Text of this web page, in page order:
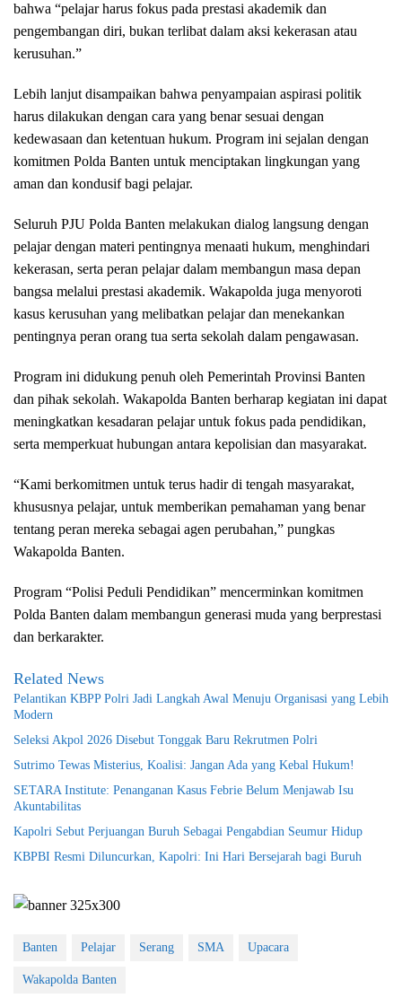
bahwa “pelajar harus fokus pada prestasi akademik dan
pengembangan diri, bukan terlibat dalam aksi kekerasan atau
kerusuhan.”
Lebih lanjut disampaikan bahwa penyampaian aspirasi politik
harus dilakukan dengan cara yang benar sesuai dengan
kedewasaan dan ketentuan hukum. Program ini sejalan dengan
komitmen Polda Banten untuk menciptakan lingkungan yang
aman dan kondusif bagi pelajar.
Seluruh PJU Polda Banten melakukan dialog langsung dengan
pelajar dengan materi pentingnya menaati hukum, menghindari
kekerasan, serta peran pelajar dalam membangun masa depan
bangsa melalui prestasi akademik. Wakapolda juga menyoroti
kasus kerusuhan yang melibatkan pelajar dan menekankan
pentingnya peran orang tua serta sekolah dalam pengawasan.
Program ini didukung penuh oleh Pemerintah Provinsi Banten
dan pihak sekolah. Wakapolda Banten berharap kegiatan ini dapat
meningkatkan kesadaran pelajar untuk fokus pada pendidikan,
serta memperkuat hubungan antara kepolisian dan masyarakat.
“Kami berkomitmen untuk terus hadir di tengah masyarakat,
khususnya pelajar, untuk memberikan pemahaman yang benar
tentang peran mereka sebagai agen perubahan,” pungkas
Wakapolda Banten.
Program “Polisi Peduli Pendidikan” mencerminkan komitmen
Polda Banten dalam membangun generasi muda yang berprestasi
dan berkarakter.
Related News
Pelantikan KBPP Polri Jadi Langkah Awal Menuju Organisasi yang Lebih
Modern
Seleksi Akpol 2026 Disebut Tonggak Baru Rekrutmen Polri
Sutrimo Tewas Misterius, Koalisi: Jangan Ada yang Kebal Hukum!
SETARA Institute: Penanganan Kasus Febrie Belum Menjawab Isu
Akuntabilitas
Kapolri Sebut Perjuangan Buruh Sebagai Pengabdian Seumur Hidup
KBPBI Resmi Diluncurkan, Kapolri: Ini Hari Bersejarah bagi Buruh
Banten Pelajar Serang SMA Upacara
Wakapolda Banten